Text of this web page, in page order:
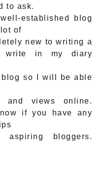
to ask.
established blog
of
new to writing a
in my diary
so I will be able
and views online.
if you have any
bloggers.